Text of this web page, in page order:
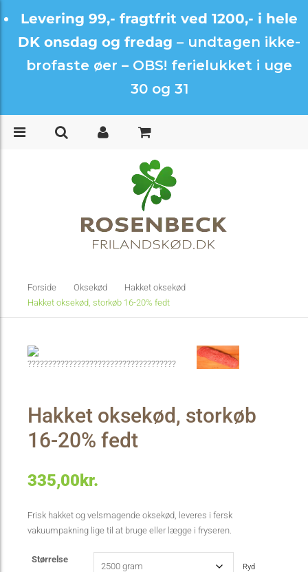
Levering 99,- fragtfrit ved 1200,- i hele
DK onsdag og fredag – undtagen ikke-
brofaste øer – OBS! ferielukket i uge
30 og 31
Forside Oksekød
Hakket oksekød
Hakket oksekød, storkøb 16-20% fedt
Hakket oksekød, storkøb
16-20% fedt
335,00 kr.
Frisk hakket og velsmagende oksekød, leveres i fersk
vakuumpakning lige til at bruge eller lægge i fryseren.
Størrelse
Ryd